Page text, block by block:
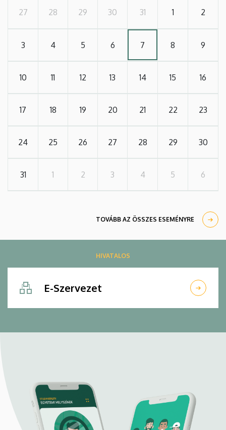
27 28 29 30 31 1 2
3 4 5 6 7 8 9
10 11 12 13 14 15 16
17 18 19 20 21 22 23
24 25 26 27 28 29 30
31 1 2 3 4 5 6
TOVÁBB AZ ÖSSZES ESEMÉNYRE
HIVATALOS
E-Szervezet